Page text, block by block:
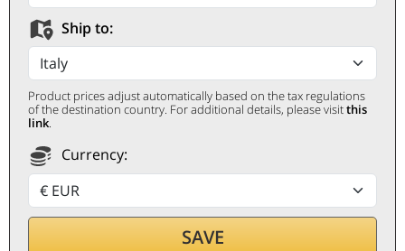
Ship to:
Product prices adjust automatically based on the tax regulations
of the destination country. For additional details, please visitthis
link.
Currency:
SAVE
ROPITEAU FRÈRES
0,75 ℓ
22,60€